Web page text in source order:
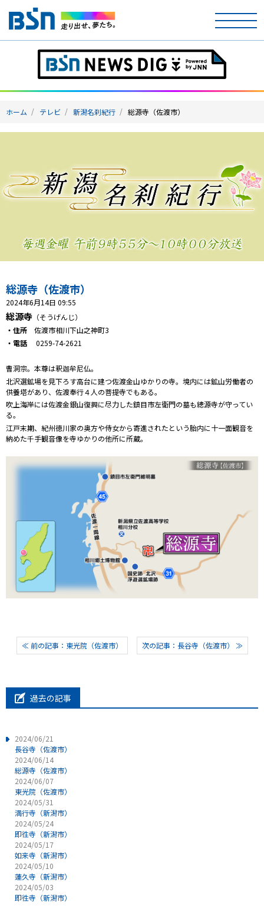
ホーム
テレビ
ラジオ
イベント
ニュース
天気
プレゼント
コンテンツ・アプリ
キッズ ケンジュ
Well-being
ショッピング
会社概要・ビジョン
お問い合わせ
ホーム テレビ 新潟名刹紀行 総源寺（佐渡市）
総源寺（佐渡市）
2024年6月14日 09:55
総源寺 （そうげんじ）
・住所 佐渡市相川下山之神町3
・電話 0259-74-2621
曹洞宗。本尊は釈迦牟尼仏。
北沢選鉱場を見下ろす高台に建つ佐渡金山ゆかりの寺。境内には鉱山労働者の
供養塔があり、佐渡奉行４人の菩提寺でもある。
吹上海岸には佐渡金銀山復興に尽力した鎮目市左衛門の墓も總源寺が守ってい
る。
江戸末期、紀州徳川家の奥方や侍女から寄進されたという胎内に十一面観音を
納めた千手観音像を寺ゆかりの他所に所蔵。
≪ 前の記事：東光院（佐渡市） 次の記事：長谷寺（佐渡市） ≫
過去の記事
2024/06/21
長谷寺（佐渡市）
2024/06/14
総源寺（佐渡市）
2024/06/07
東光院（佐渡市）
2024/05/31
満行寺（新潟市）
2024/05/24
即徃寺（新潟市）
2024/05/17
如来寺（新潟市）
2024/05/10
蓮久寺（新潟市）
2024/05/03
即徃寺（新潟市）